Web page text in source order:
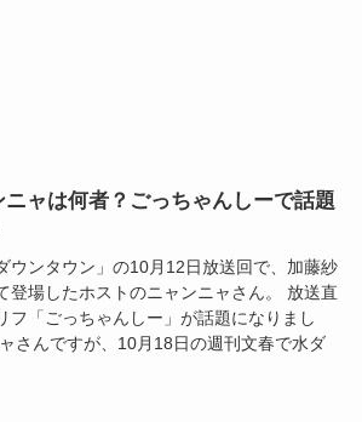
ニャは何者？ごっちゃんしーで話題
ウンタウン」の10月12日放送回で、加藤紗
登場したホストのニャンニャさん。 放送直
フ「ごっちゃんしー」が話題になりまし
さんですが、10月18日の週刊文春で水ダ